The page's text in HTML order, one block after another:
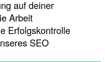
auf deiner
Arbeit
Erfolgskontrolle
SEO